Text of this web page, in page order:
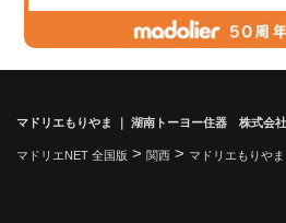
マドリエもりやま ｜ 湖南トーヨー住器 株式会社
マドリエNET 全国版 > 関西 > マドリエもりや